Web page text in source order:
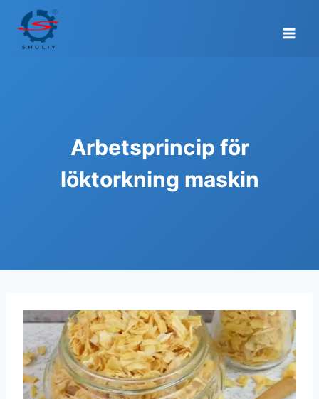
content
Arbetsprincip för
löktorkning maskin